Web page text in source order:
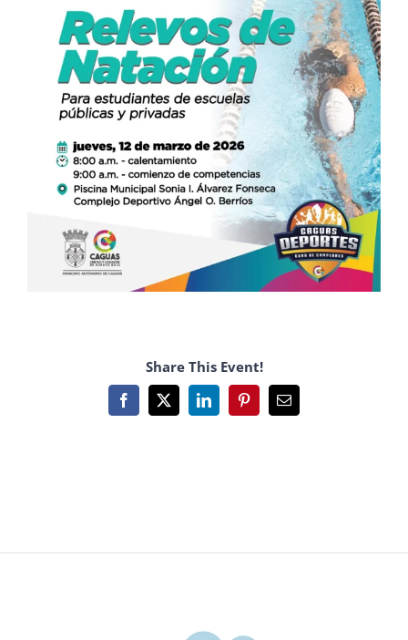
Share This Event!
Facebook
X LinkedInPinterestEmail